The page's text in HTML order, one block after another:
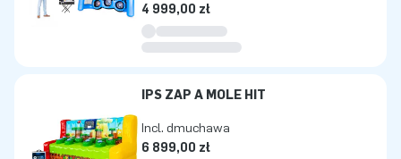
4 999,00 zł
IPS ZAP A MOLE HIT
Incl. dmuchawa
6 899,00 zł